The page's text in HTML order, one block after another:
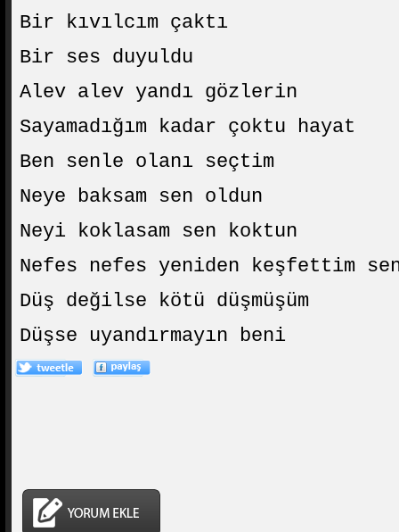
Bir kıvılcım çaktı
Bir ses duyuldu
Alev alev yandı gözlerin
Sayamadığım kadar çoktu hayat
Ben senle olanı seçtim
Neye baksam sen oldun
Neyi koklasam sen koktun
Nefes nefes yeniden keşfettim
Düş değilse kötü düşmüşüm
Düşse uyandırmayın beni